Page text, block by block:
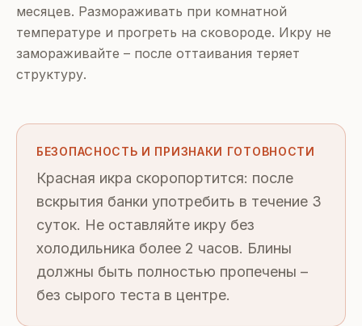
месяцев. Размораживать при комнатной
температуре и прогреть на сковороде. Икру не
замораживайте – после оттаивания теряет
структуру.
БЕЗОПАСНОСТЬ И ПРИЗНАКИ ГОТОВНОСТИ
Красная икра скоропортится: после
вскрытия банки употребить в течение 3
суток. Не оставляйте икру без
холодильника более 2 часов. Блины
должны быть полностью пропечены –
без сырого теста в центре.